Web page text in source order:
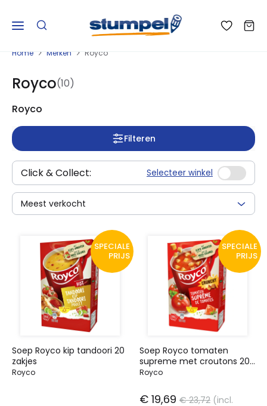
Home Merken Royco
Royco(10)
Royco
Filteren
Click & Collect: Selecteer winkel
Meest verkocht
SPECIALE
PRIJS
Soep Royco kip tandoori 20
zakjes
Royco
SPECIALE
PRIJS
Soep Royco tomaten
supreme met croutons 20
zakjes
Royco
€ 19,69 € 23,72 (incl.